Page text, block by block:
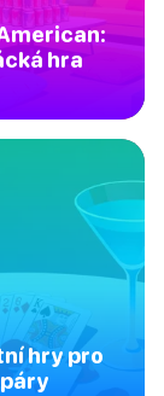
hra
hry pro
páry